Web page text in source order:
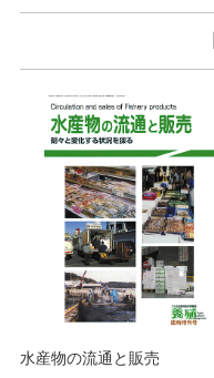
水産物の流通と販売